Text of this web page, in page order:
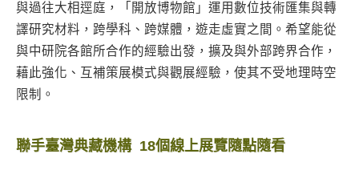
與過往大相逕庭，「開放博物館」運用數位技術匯集與轉
譯研究材料，跨學科、跨媒體，遊走虛實之間。希望能從
與中研院各館所合作的經驗出發，擴及與外部跨界合作，
藉此強化、互補策展模式與觀展經驗，使其不受地理時空
限制。
聯手臺灣典藏機構 18個線上展覽隨點隨看